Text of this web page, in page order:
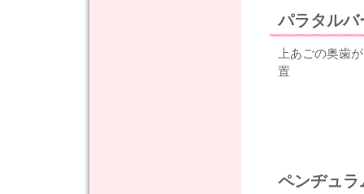
パラタルバ
上あごの奥歯
置
ペンヂュラ